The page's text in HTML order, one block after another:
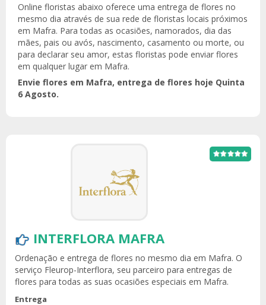
Online floristas abaixo oferece uma entrega de flores no
mesmo dia através de sua rede de floristas locais próximos
em Mafra. Para todas as ocasiões, namorados, dia das
mães, pais ou avós, nascimento, casamento ou morte, ou
para declarar seu amor, estas floristas pode enviar flores
em qualquer lugar em Mafra.
Envie flores em Mafra, entrega de flores hoje Quinta
6 Agosto.
INTERFLORA MAFRA
Ordenação e entrega de flores no mesmo dia em Mafra. O
serviço Fleurop-Interflora, seu parceiro para entregas de
flores para todas as suas ocasiões especiais em Mafra.
Entrega